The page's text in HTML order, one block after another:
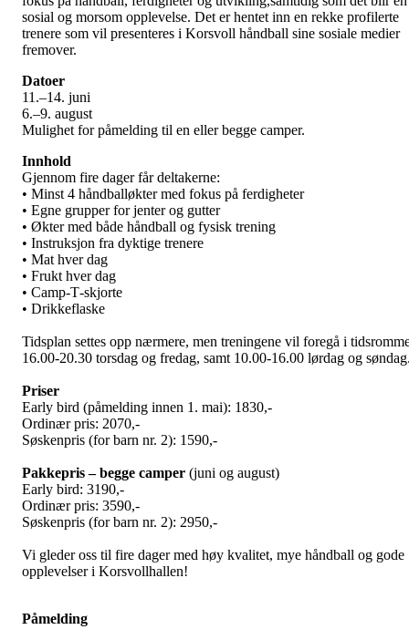
sosial og morsom opplevelse. Det er hentet inn en rekke profilerte
trenere som vil presenteres i Korsvoll håndball sine sosiale medier
fremover.
Datoer
11.–14. juni
6.–9. august
Mulighet for påmelding til en eller begge camper.
Innhold
Gjennom fire dager får deltakerne:
• Minst 4 håndballøkter med fokus på ferdigheter
• Egne grupper for jenter og gutter
• Økter med både håndball og fysisk trening
• Instruksjon fra dyktige trenere
• Mat hver dag
• Frukt hver dag
• Camp‑T‑skjorte
• Drikkeflaske
Tidsplan settes opp nærmere, men treningene vil foregå i
16.00-20.30 torsdag og fredag, samt 10.00-16.00 lørdag og
Priser
Early bird (påmelding innen 1. mai): 1830,-
Ordinær pris: 2070,-
Søskenpris (for barn nr. 2): 1590,-
Pakkepris – begge camper (juni og august)
Early bird: 3190,-
Ordinær pris: 3590,-
Søskenpris (for barn nr. 2): 2950,-
Vi gleder oss til fire dager med høy kvalitet, mye håndball og gode
opplevelser i Korsvollhallen!
Påmelding